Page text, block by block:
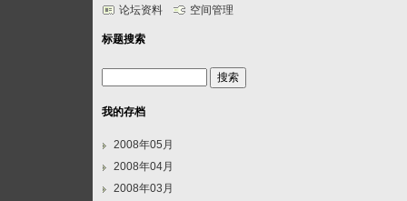
论坛资料
空间管理
标题搜索
我的存档
2008年05月
2008年04月
2008年03月